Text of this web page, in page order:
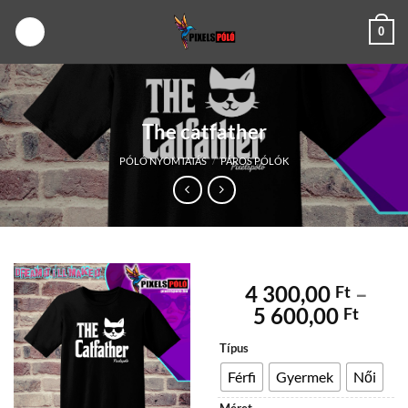
0
The catfather
PÓLÓ NYOMTATÁS / PÁROS PÓLÓK
4 300,00 Ft –
5 600,00 Ft
-
5
Típus
Férfi Gyermek Női